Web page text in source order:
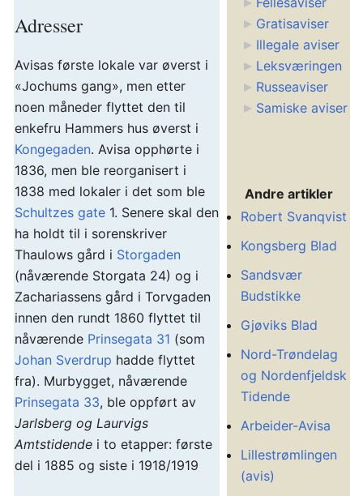
Adresser
Avisas første lokale var øverst i
«Jochums gang», men etter
noen måneder flyttet den til
enkefru Hammers hus øverst i
Kongegaden. Avisa opphørte i
1836, men ble reorganisert i
1838 med lokaler i det som ble
Schultzes gate 1. Senere skal den
ha holdt til i sorenskriver
Thaulows gård i Storgaden
(nåværende Storgata 24) og i
Zachariassens gård i Torvgaden
innen den rundt 1860 flyttet til
nåværende Prinsegata 31 (som
Johan Sverdrup hadde flyttet
fra). Murbygget, nåværende
Prinsegata 33, ble oppført av
Jarlsberg og Laurvigs
Amtstidende i to etapper: første
del i 1885 og siste i 1918/1919
Gratisaviser
Illegale aviser
Leksværingen
Russeaviser
Samiske aviser
Andre artikler
Robert Svanqvist
Kongsberg Blad
Sandsvær
Budstikke
Gjøviks Blad
Nord-Trøndelag
og Nordenfjeldsk
Tidende
Arbeider-Avisa
Lillestrømlingen
(avis)